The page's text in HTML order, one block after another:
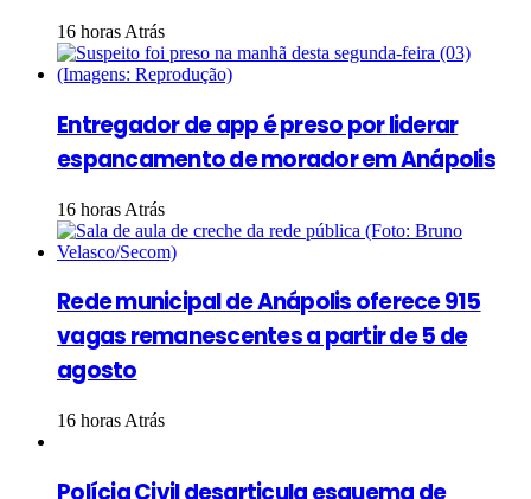
16 horas Atrás
Entregador de app é preso por liderar
espancamento de morador em Anápolis
16 horas Atrás
Rede municipal de Anápolis oferece 915
vagas remanescentes a partir de 5 de
agosto
16 horas Atrás
Polícia Civil desarticula esquema de